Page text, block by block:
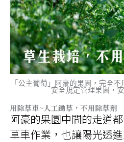
「公主葡萄」阿豪的果園，完全
安全規定管理果園，
用除草車~人工鋤草，不用除草劑
阿豪的果園中間的走道
草車作業，也讓陽光透